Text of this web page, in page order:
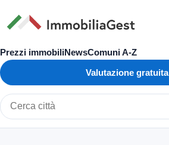
Prezzi immobiliNewsComuni A-Z
Valutazione gratuita
Cerca città o zona